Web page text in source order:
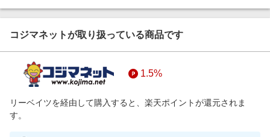
コジマネットが取り扱っている商品です
1.5%
リーベイツを経由して購入すると、楽天ポイントが還元されま
す。